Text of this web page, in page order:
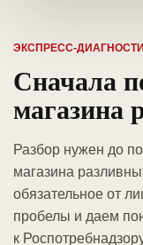
ЭКСПРЕСС-
Сначала
магазина
Разбор нужен до
магазина
обязательное от
пробелы и даем
к